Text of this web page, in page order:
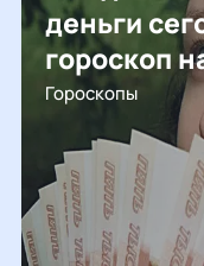
деньги
гороскоп
Гороскопы